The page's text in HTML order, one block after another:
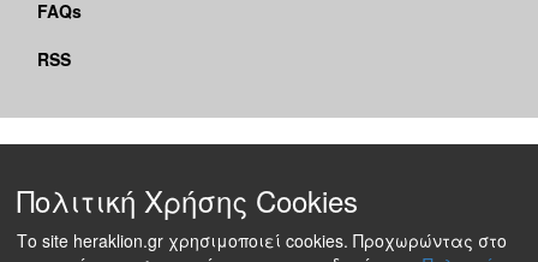
FAQs
RSS
Πολιτική Χρήσης Cookies
Το site heraklion.gr χρησιμοποιεί cookies. Προχωρώντας στο